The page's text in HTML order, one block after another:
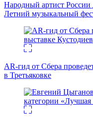
Народный артист
Летний музыкальный
AR-гид от Сбера
в Третьяковке